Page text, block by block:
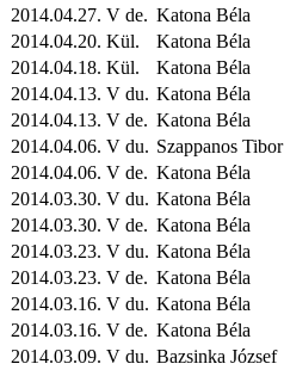
2014.04.27. V de. Katona Béla
2014.04.20. Kül. Katona Béla
2014.04.18. Kül. Katona Béla
2014.04.13. V du. Katona Béla
2014.04.13. V de. Katona Béla
2014.04.06. V du. Szappanos Tibor
2014.04.06. V de. Katona Béla
2014.03.30. V du. Katona Béla
2014.03.30. V de. Katona Béla
2014.03.23. V du. Katona Béla
2014.03.23. V de. Katona Béla
2014.03.16. V du. Katona Béla
2014.03.16. V de. Katona Béla
2014.03.09. V du. Bazsinka József